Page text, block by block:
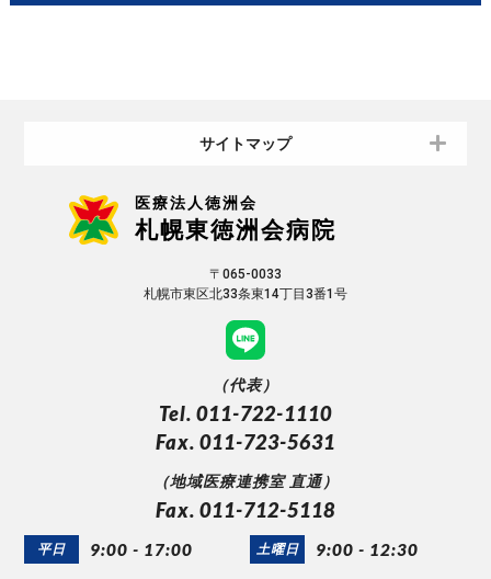
サイトマップ
医療法人徳洲会
札幌東徳洲会病院
〒065-0033
札幌市東区北33条東14丁目3番1号
（代表）
Tel. 011-722-1110
Fax. 011-723-5631
（地域医療連携室 直通）
Fax. 011-712-5118
平日 9:00 - 17:00 土曜日 9:00 - 12:30